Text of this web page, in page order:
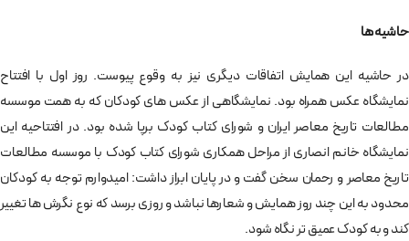
حاشیه ها
در حاشیه این همایش اتفاقات دیگری نیز به وقوع پیوست. روز اول با افتتاح
نمایشگاه عکس همراه بود. نمایشگاهی از عکس های کودکان که به همت موسسه
مطالعات تاریخ معاصر ایران و شورای کتاب کودک برپا شده بود. در افتتاحیه این
نمایشگاه خانم انصاری از مراحل همکاری شورای کتاب کودک با موسسه مطالعات
تاریخ معاصر و رحمان سخن گفت و در پایان ابراز داشت: امیدوارم توجه به کودکان
محدود به این چند روز همایش و شعارها نباشد و روزی برسد که نوع نگرش ها تغییر
کند و به کودک عمیق تر نگاه شود.